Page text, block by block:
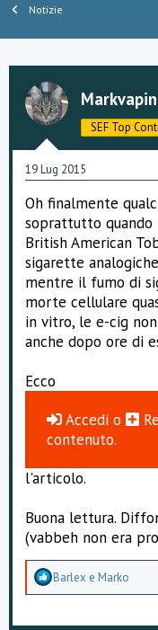
D
s
c
u
s
i
o
e
i
o
Notizie
SEF Top
19 Lug 2015
Oh finalmente
soprattutto quando
British American
sigarette
mentre il fumo di
morte cellulare
in vitro, le e-cig
anche dopo ore di
Ecco
Accedi o
contenuto.
l'articolo.
Buona lettura.
(vabbeh non era
A
Barlex e Marko